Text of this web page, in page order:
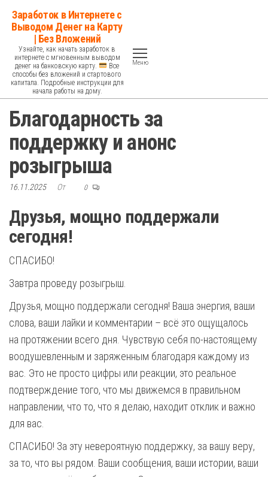
Перейти
содержимому
Заработок в Интернете с
Выводом Денег на Карту
| Без Вложений
Узнайте, как начать заработок в
интернете с мгновенным выводом
денег на банковскую карту.
Все
способы без вложений и стартового
капитала. Подробные инструкции для
начала работы на дому.
Меню
Благодарность за
поддержку и анонс
розыгрыша
16.11.2025 От 0
Друзья, мощно поддержали
сегодня!
СПАСИБО!
Завтра проведу розыгрыш.
Друзья, мощно поддержали сегодня! Ваша энергия, ваши
слова, ваши лайки и комментарии – всё это ощущалось
на протяжении всего дня. Чувствую себя по-настоящему
воодушевленным и заряженным благодаря каждому из
вас. Это не просто цифры или реакции, это реальное
подтверждение того, что мы движемся в правильном
направлении, что то, что я делаю, находит отклик и важно
для вас.
СПАСИБО! За эту невероятную поддержку, за вашу веру,
за то, что вы рядом. Ваши сообщения, ваши истории, ваши